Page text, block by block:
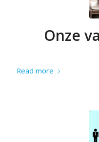
Onze
Read more